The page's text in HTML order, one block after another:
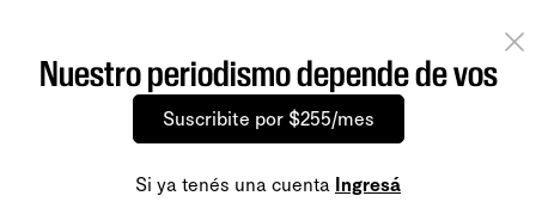
Nuestro periodismo depende de vos
Suscribite por $255/mes
Si ya tenés una cuenta Ingresá